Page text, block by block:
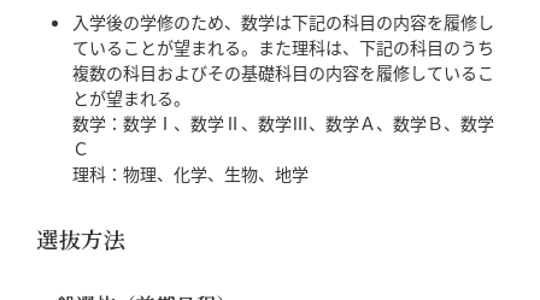
入学後の学修のため、数学は下記の科目の内容を履修し
ていることが望まれる。また理科は、下記の科目のうち
複数の科目およびその基礎科目の内容を履修しているこ
とが望まれる。
数学：数学Ⅰ、数学Ⅱ、数学Ⅲ、数学Ａ、数学Ｂ、数学
Ｃ
理科：物理、化学、生物、地学
選抜方法